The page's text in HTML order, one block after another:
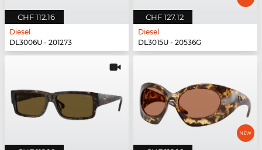
CHF 112.16
Diesel
DL3006U - 201273
CHF 127.12
Diesel
DL3015U - 20536G